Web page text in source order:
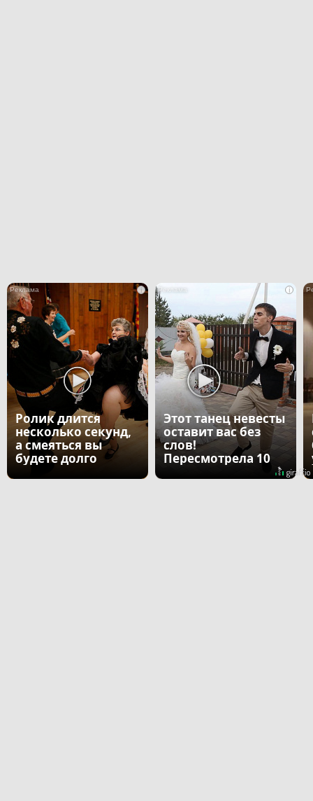
i
Ролик длится
несколько секунд,
а смеяться вы
будете долго
i
Этот танец невесты
оставит вас без
слов!
Пересмотрела 10